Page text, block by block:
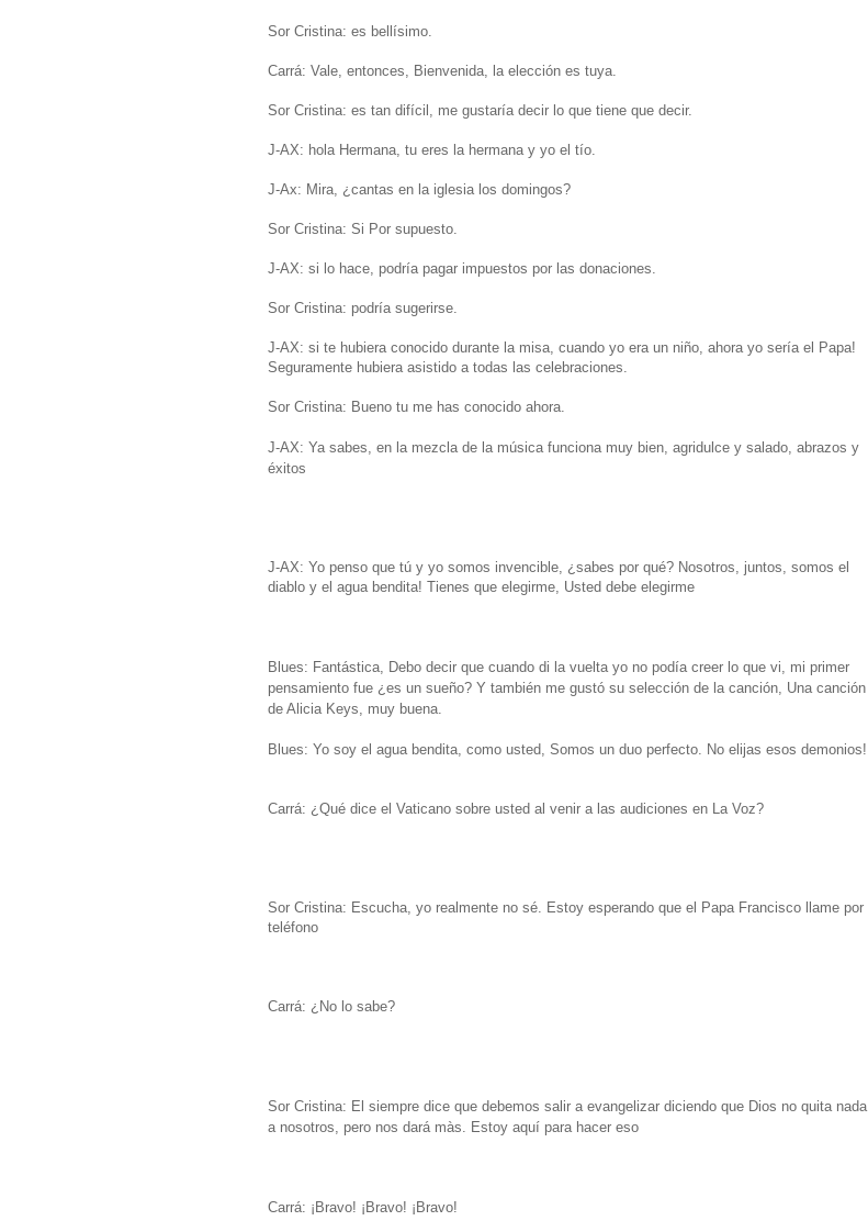
Sor Cristina: es bellísimo.
Carrá: Vale, entonces, Bienvenida, la elección es tuya.
Sor Cristina: es tan difícil, me gustaría decir lo que tiene que decir.
J-AX: hola Hermana, tu eres la hermana y yo el tío.
J-Ax: Mira, ¿cantas en la iglesia los domingos?
Sor Cristina: Si Por supuesto.
J-AX: si lo hace, podría pagar impuestos por las donaciones.
Sor Cristina: podría sugerirse.
J-AX: si te hubiera conocido durante la misa, cuando yo era un niño, ahora yo sería el Papa!
Seguramente hubiera asistido a todas las celebraciones.
Sor Cristina: Bueno tu me has conocido ahora.
J-AX: Ya sabes, en la mezcla de la música funciona muy bien, agridulce y salado, abrazos y
éxitos
J-AX: Yo penso que tú y yo somos invencible, ¿sabes por qué? Nosotros, juntos, somos el
diablo y el agua bendita! Tienes que elegirme, Usted debe elegirme
Blues: Fantástica, Debo decir que cuando di la vuelta yo no podía creer lo que vi, mi primer
pensamiento fue ¿es un sueño? Y también me gustó su selección de la canción, Una canción
de Alicia Keys, muy buena.
Blues: Yo soy el agua bendita, como usted, Somos un duo perfecto. No elijas esos demonios!
Carrá: ¿Qué dice el Vaticano sobre usted al venir a las audiciones en La Voz?
Sor Cristina: Escucha, yo realmente no sé. Estoy esperando que el Papa Francisco llame por
teléfono
Carrá: ¿No lo sabe?
Sor Cristina: El siempre dice que debemos salir a evangelizar diciendo que Dios no quita nada
a nosotros, pero nos dará màs. Estoy aquí para hacer eso
Carrá: ¡Bravo! ¡Bravo! ¡Bravo!